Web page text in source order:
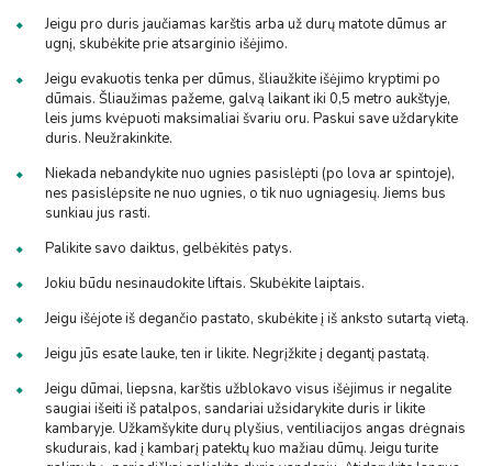
Jeigu pro duris jaučiamas karštis arba už durų matote dūmus ar
ugnį, skubėkite prie at­sarginio išėjimo.
Jeigu evakuotis tenka per dūmus, šliaužkite išėjimo kryptimi po
dūmais. Šliaužimas paže­me, galvą laikant iki 0,5 metro aukštyje,
leis jums kvėpuoti maksimaliai švariu oru. Paskui save uždarykite
duris. Neužrakinkite.
Niekada nebandykite nuo ugnies pasislėpti (po lova ar spintoje),
nes pasislėpsite ne nuo ugnies, o tik nuo ugniagesių. Jiems bus
sunkiau jus rasti.
Palikite savo daiktus, gelbėkitės patys.
Jokiu būdu nesinaudokite liftais. Skubėkite laiptais.
Jeigu išėjote iš degančio pastato, skubėkite į iš anksto sutartą vietą.
Jeigu jūs esate lauke, ten ir likite. Negrįžkite į degantį pastatą.
Jeigu dūmai, liepsna, karštis užblokavo visus išėjimus ir negalite
saugiai išeiti iš patalpos, sandariai užsidarykite duris ir likite
kambaryje. Užkamšykite durų plyšius, ventiliacijos angas drėgnais
skudurais, kad į kambarį patektų kuo mažiau dūmų. Jeigu turite